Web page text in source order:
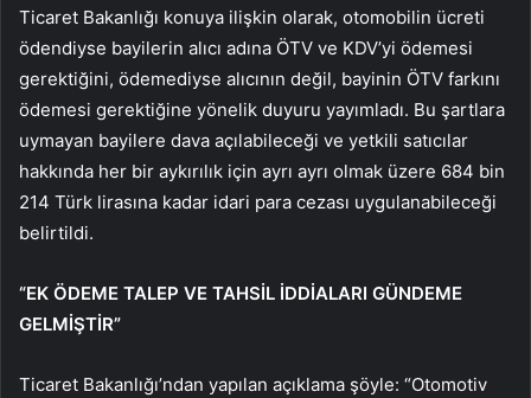
Ticaret Bakanlığı konuya ilişkin olarak, otomobilin ücreti
ödendiyse bayilerin alıcı adına ÖTV ve KDV’yi ödemesi
gerektiğini, ödemediyse alıcının değil, bayinin ÖTV farkını
ödemesi gerektiğine yönelik duyuru yayımladı. Bu şartlara
uymayan bayilere dava açılabileceği ve yetkili satıcılar
hakkında her bir aykırılık için ayrı ayrı olmak üzere 684 bin
214 Türk lirasına kadar idari para cezası uygulanabileceği
belirtildi.
“EK ÖDEME TALEP VE TAHSİL İDDİALARI GÜNDEME
GELMİŞTİR”
Ticaret Bakanlığı’ndan yapılan açıklama şöyle: “Otomotiv